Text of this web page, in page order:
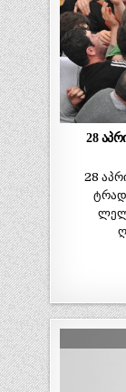
28
28